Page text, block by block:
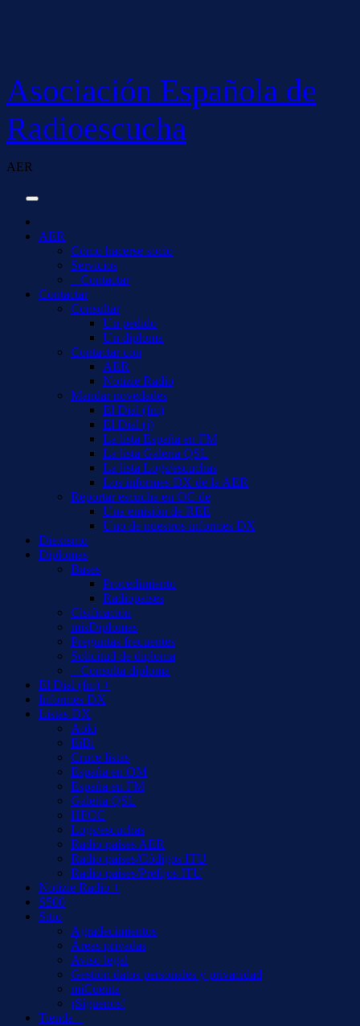
Asociación Española de
Radioescucha
AER
AER
Cómo hacerse socio
Servicios
– Contactar
Contactar
Consultar
Un pedido
Un diploma
Contactar con
AER
Notizie Radio
Mandar novedades
El Dial (fm)
El Dial (i)
La lista España en FM
La lista Galería QSL
La lista Logs/escuchas
Los informes DX de la AER
Reportar escucha en OC de
Una emisión de REE
Uno de nuestros informes DX
Diexismo
Diplomas
Bases
Procedimiento
Radiopaíses
Clsificación
misDiplomas
Preguntas frecuentes
Solicitud de diploma
– Consulta diploma
El Dial (fm) +
Informes DX
Listas DX
Aoki
EiBi
Cruce listas
España en OM
España en FM
Galería QSL
HFCC
Logs/escuchas
Radio-países AER
Radio-países/Códigos ITU
Radio-países/Prefijos ITU
Notizie Radio +
S500
Sitio
Agradecimientos
Áreas privadas
Aviso legal
Gestión datos personales y privacidad
miCuenta
¡Síguenos!
Tienda +